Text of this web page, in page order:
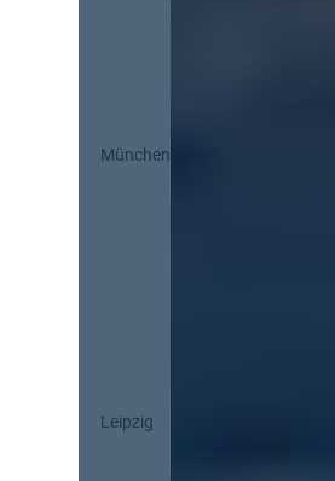
München
Leipzig